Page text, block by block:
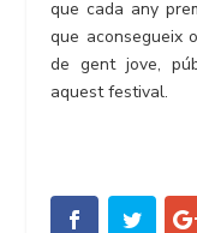
que cada any
que aconsegueix
de gent jove,
aquest festival.